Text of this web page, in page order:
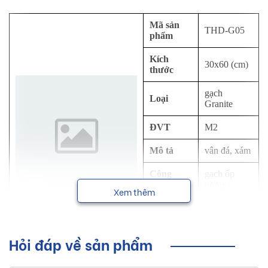
Mã sản
phẩm
THD-G05
Kích
thước
30x60 (cm)
Loại
gạch
Granite
ĐVT M2
Mô tả vân đá, xám
Công
gạch ốp
Thương
NSX
Xem thêm
Hỏi đáp về sản phẩm